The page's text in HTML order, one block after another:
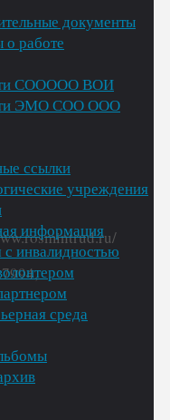
документы
о работе
СООООО ВОИ
ЭМО СОО ООО
ссылки
учреждения
информация
инвалидностью
среда